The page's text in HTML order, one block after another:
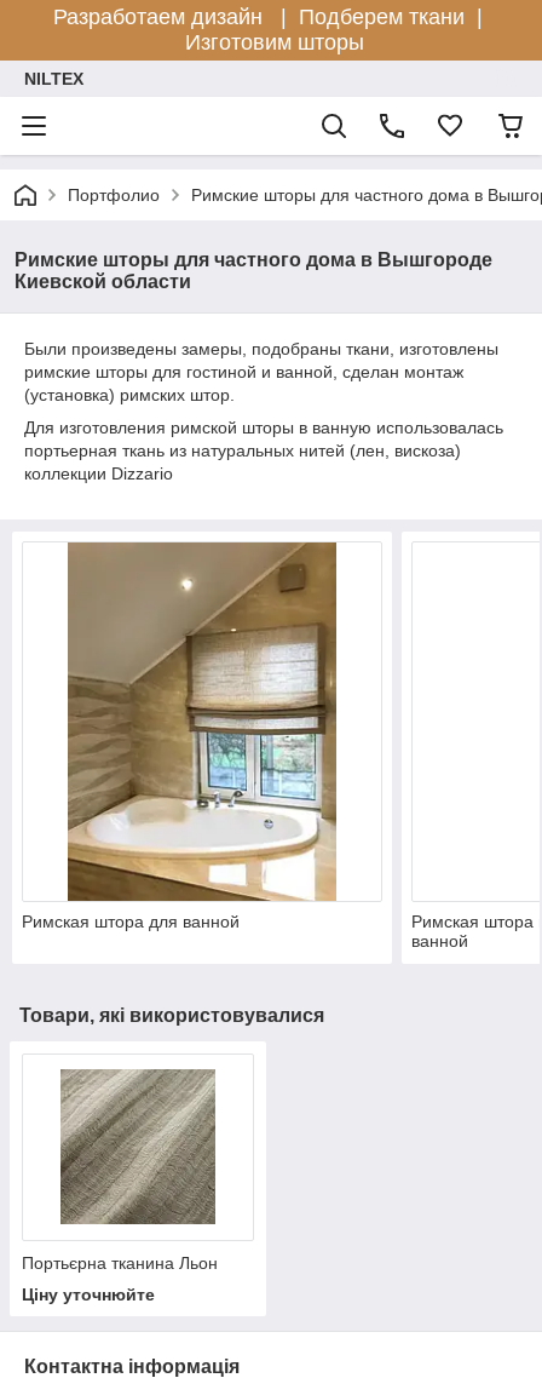
Разработаем дизайн |
Подберем ткани |
Изготовим шторы
NILTEX
Портфолио Римские шторы для частного дома в
Римские шторы для частного дома в Вышгороде
Киевской области
Были произведены замеры, подобраны ткани, изготовлены
римские шторы для гостиной и ванной, сделан монтаж
(установка) римских штор.
Для изготовления римской шторы в ванную использовалась
портьерная ткань из натуральных нитей (лен, вискоза)
коллекции Dizzario
Римская штора для ванной
Римская штора
ванной
Товари, які використовувалися
Портьєрна тканина Льон
Ціну уточнюйте
Контактна інформація